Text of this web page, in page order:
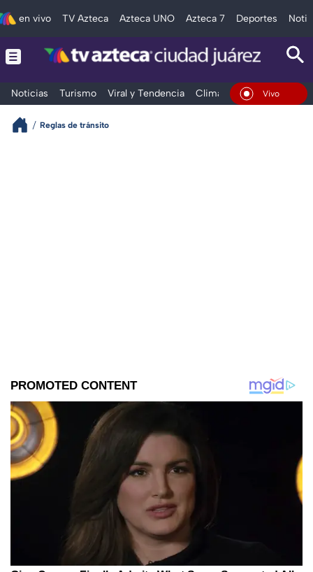
en vivo TV Azteca Azteca UNO Azteca 7 Deportes
Noticias Turismo Viral y Tendencia Clima Deportes
En Vivo
Reglas de tránsito